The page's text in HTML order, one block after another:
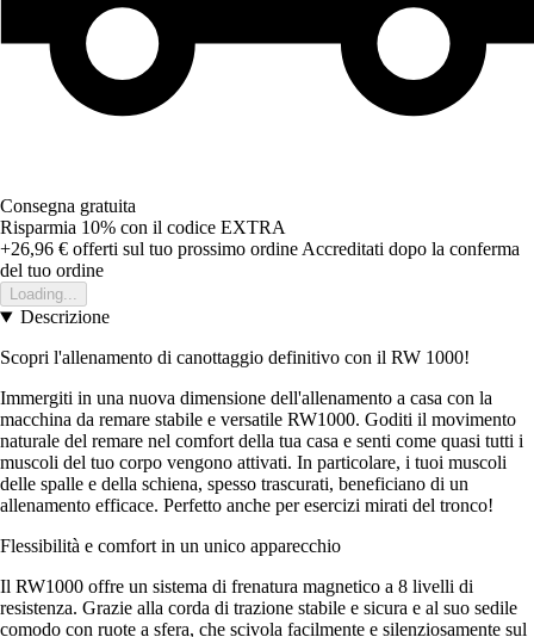
Consegna gratuita
Risparmia 10% con il codice EXTRA
+26,96 € offerti sul tuo prossimo ordine Accreditati dopo la conferma
del tuo ordine
Loading...
Descrizione
Scopri l'allenamento di canottaggio definitivo con il RW 1000!
Immergiti in una nuova dimensione dell'allenamento a casa con la
macchina da remare stabile e versatile RW1000. Goditi il movimento
naturale del remare nel comfort della tua casa e senti come quasi tutti i
muscoli del tuo corpo vengono attivati. In particolare, i tuoi muscoli
delle spalle e della schiena, spesso trascurati, beneficiano di un
allenamento efficace. Perfetto anche per esercizi mirati del tronco!
Flessibilità e comfort in un unico apparecchio
Il RW1000 offre un sistema di frenatura magnetico a 8 livelli di
resistenza. Grazie alla corda di trazione stabile e sicura e al suo sedile
comodo con ruote a sfera, che scivola facilmente e silenziosamente sul